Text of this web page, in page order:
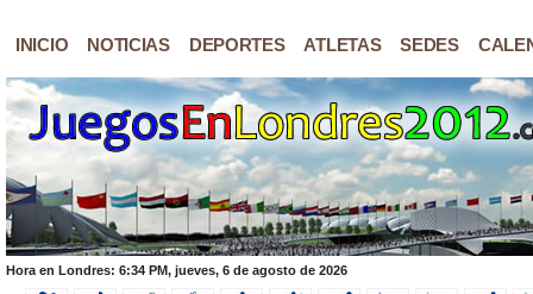
INICIO NOTICIAS DEPORTES ATLETAS SEDES
Hora en Londres: 6:34 PM, jueves, 6 de agosto de 2026